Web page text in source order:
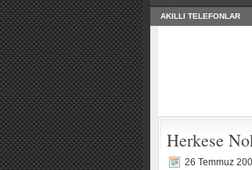
AKILLI TELEFONLAR
Herkese
26 Temmuz